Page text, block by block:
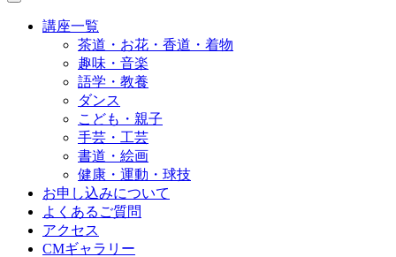
講座一覧
茶道・お花・香道・着物
趣味・音楽
語学・教養
ダンス
こども・親子
手芸・工芸
書道・絵画
健康・運動・球技
お申し込みについて
よくあるご質問
アクセス
CMギャラリー